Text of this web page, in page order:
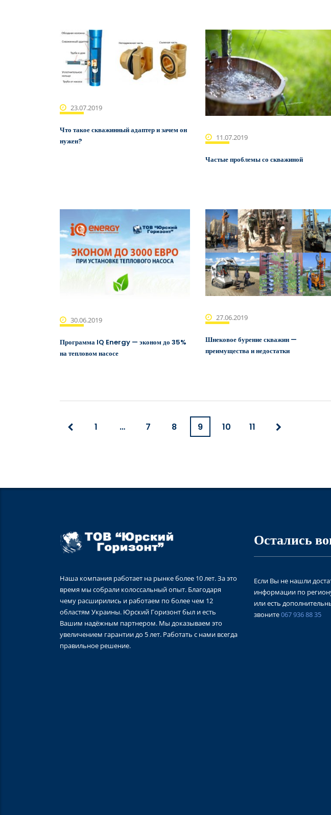
23.07.2019
Что такое скважинный адаптер и зачем он
нужен?
11.07.2019
Частые проблемы со скважиной
30.06.2019
Программа IQ Energy — эконом до 35%
на тепловом насосе
27.06.2019
Шнековое бурение скважин —
преимущества и недостатки
1 … 7 8 9 10 11
Наша компания работает на рынке более 10 лет. За это
время мы собрали колоссальный опыт. Благодаря
чему расширились и работаем по более чем 12
областям Украины. Юрский Горизонт был и есть
Вашим надёжным партнером. Мы доказываем это
увеличением гарантии до 5 лет. Работать с нами всегда
правильное решение.
Остались
Если Вы не нашли
информации по
или есть
звоните067 936 88 35